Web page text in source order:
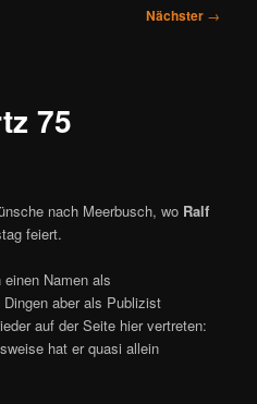
Nächster →
75
nach Meerbusch, wo Ralf
feiert.
Namen als
aber als Publizist
auf der Seite hier vertreten:
hat er quasi allein